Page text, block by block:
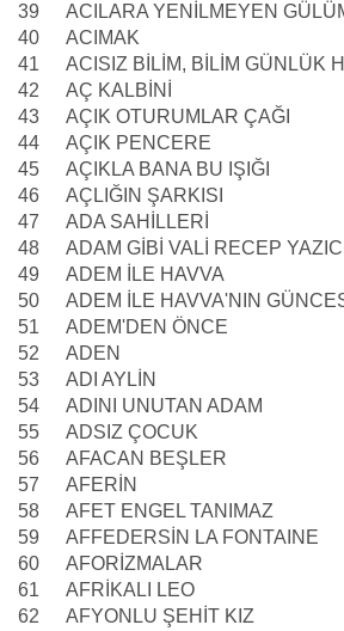
39
ACILARA YENİLMEYEN
40
ACIMAK
41
ACISIZ BİLİM, BİLİM GÜNLÜK
42
AÇ KALBİNİ
43
AÇIK OTURUMLAR ÇAĞI
44
AÇIK PENCERE
45
AÇIKLA BANA BU IŞIĞI
46
AÇLIĞIN ŞARKISI
47
ADA SAHİLLERİ
48
ADAM GİBİ VALİ RECEP
49
ADEM İLE HAVVA
50
ADEM İLE HAVVA'NIN
51
ADEM'DEN ÖNCE
52
ADEN
53
ADI AYLİN
54
ADINI UNUTAN ADAM
55
ADSIZ ÇOCUK
56
AFACAN BEŞLER
57
AFERİN
58
AFET ENGEL TANIMAZ
59
AFFEDERSİN LA FONTAINE
60
AFORİZMALAR
61
AFRİKALI LEO
62
AFYONLU ŞEHİT KIZ